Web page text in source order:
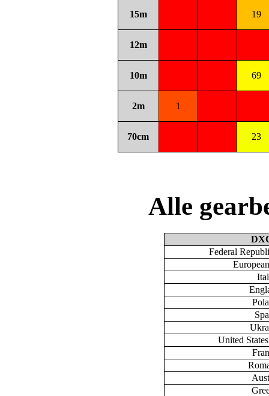
15m 19
12m
10m 69
2m 1
70cm 23
Alle
Federal
United